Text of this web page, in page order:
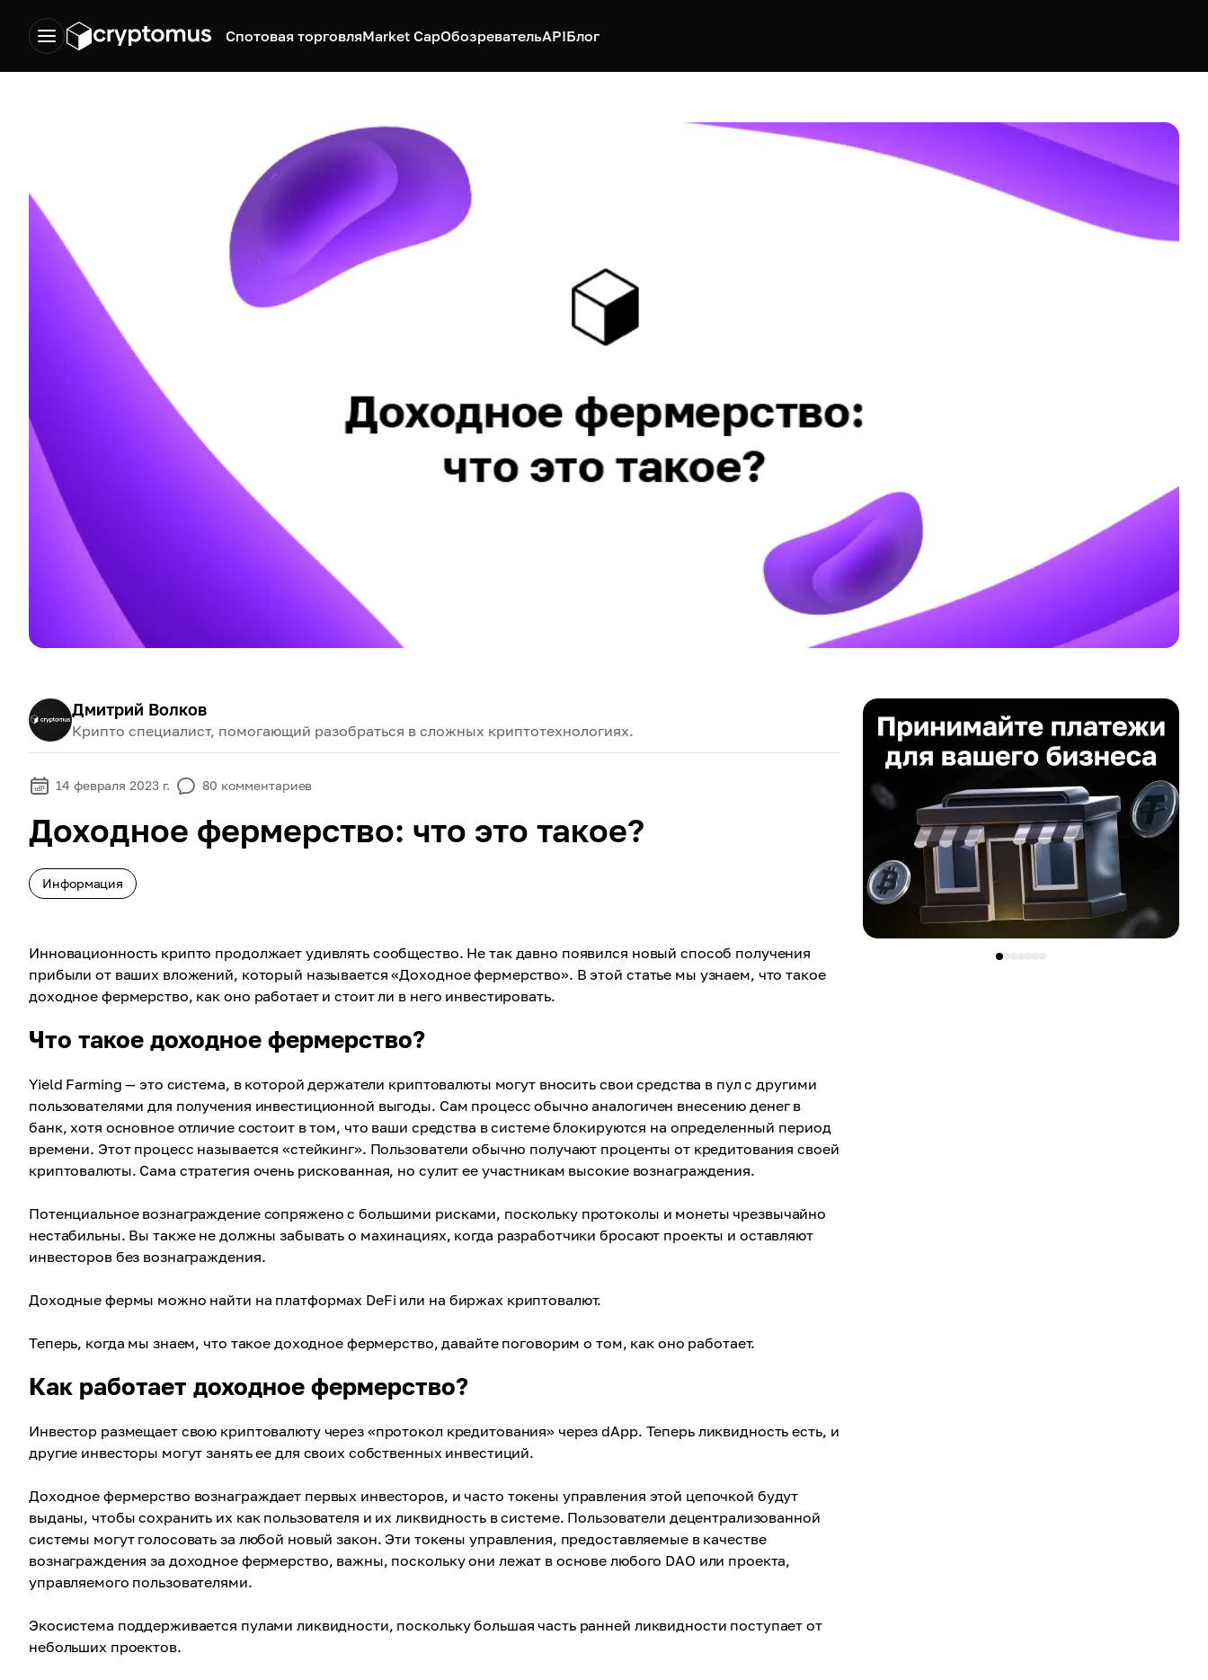
Спотовая торговляMarket CapОбозревательAPIБлог
Дмитрий Волков
Крипто специалист, помогающий разобраться в сложных криптотехнологиях.
14 февраля 2023 г. 80 комментариев
Доходное фермерство: что это такое?
Информация
Инновационность крипто продолжает удивлять сообщество. Не так давно появился новый способ получения
прибыли от ваших вложений, который называется «Доходное фермерство». В этой статье мы узнаем, что такое
доходное фермерство, как оно работает и стоит ли в него инвестировать.
Что такое доходное фермерство?
Yield Farming — это система, в которой держатели криптовалюты могут вносить свои средства в пул с другими
пользователями для получения инвестиционной выгоды. Сам процесс обычно аналогичен внесению денег в
банк, хотя основное отличие состоит в том, что ваши средства в системе блокируются на определенный период
времени. Этот процесс называется «стейкинг». Пользователи обычно получают проценты от кредитования своей
криптовалюты. Сама стратегия очень рискованная, но сулит ее участникам высокие вознаграждения.
Потенциальное вознаграждение сопряжено с большими рисками, поскольку протоколы и монеты чрезвычайно
нестабильны. Вы также не должны забывать о махинациях, когда разработчики бросают проекты и оставляют
инвесторов без вознаграждения.
Доходные фермы можно найти на платформах DeFi или на биржах криптовалют.
Теперь, когда мы знаем, что такое доходное фермерство, давайте поговорим о том, как оно работает.
Как работает доходное фермерство?
Инвестор размещает свою криптовалюту через «протокол кредитования» через dApp. Теперь ликвидность есть, и
другие инвесторы могут занять ее для своих собственных инвестиций.
Доходное фермерство вознаграждает первых инвесторов, и часто токены управления этой цепочкой будут
выданы, чтобы сохранить их как пользователя и их ликвидность в системе. Пользователи децентрализованной
системы могут голосовать за любой новый закон. Эти токены управления, предоставляемые в качестве
вознаграждения за доходное фермерство, важны, поскольку они лежат в основе любого DAO или проекта,
управляемого пользователями.
Экосистема поддерживается пулами ликвидности, поскольку большая часть ранней ликвидности поступает от
небольших проектов.